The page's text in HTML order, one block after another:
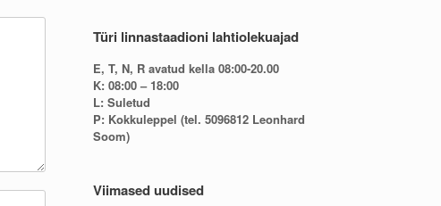
Türi linnastaadioni lahtiolekuajad
E, T, N, R avatud kella 08:00-20.00
K: 08:00 – 18:00
L: Suletud
P: Kokkuleppel (tel. 5096812 Leonhard
Soom)
Viimased uudised